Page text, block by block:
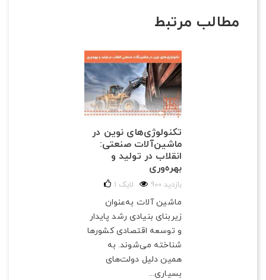
مطالب مرتبط
تکنولوژی‌های نوین در
ماشین‌آلات صنعتی:
انقلاب در تولید و
بهره‌وری
900 بازدید 1 لایک
ماشین آلات به‌عنوان
زیربنای بنیادی رشد پایدار
و توسعه اقتصادی کشورها
شناخته می‌شوند. به
همین دلیل دولت‌های
بسیاری...